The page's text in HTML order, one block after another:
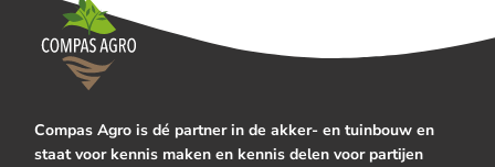
Compas Agro is dé partner in de akker- en tuinbouw en
staat voor kennis maken en kennis delen voor partijen